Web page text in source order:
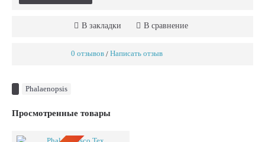
В закладки В сравнение
0 отзывов / Написать отзыв
Phalaenopsis
Просмотренные товары